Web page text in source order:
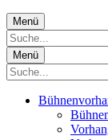
Menü
Menü